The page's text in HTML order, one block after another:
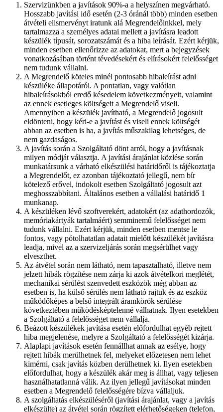
Szervizünkben a javítások 90%-a a helyszínen megvárható.
Hosszabb javítási idő esetén (2-3 óránál több) minden esetben
átvételi elismervényt iratunk alá Megrendelőinkkel, mely
tartalmazza a személyes adatai mellett a javításra leadott
készülék típusát, sorozatszámát és a hiba leírását. Ezért kérjük,
minden esetben ellenőrizze az adatokat, mert a bejegyzések
vonatkozásában történt tévedésekért és elírásokért felelősséget
nem tudunk vállalni.
A Megrendelő köteles minél pontosabb hibaleírást adni
készüléke állapotáról. A pontatlan, vagy valótlan
hibaleírásokból eredő késedelem következményeit, valamint
az ennek esetleges költségeit a Megrendelő viseli.
Amennyiben a készülék javítható, a Megrendelő jogosult
eldönteni, hogy kéri-e a javítást és viseli ennek költségét
abban az esetben is ha, a javítás műszakilag lehetséges, de
nem gazdaságos.
A javítás során a Szolgáltató dönt arról, hogy a javításnak
milyen módját választja. A javítási árajánlat közlése során
munkatársunk a várható elkészülési határidőről is tájékoztatja
a Megrendelőt, ez azonban tájékoztató jellegű, nem bír
kötelező erővel, indokolt esetben Szolgáltató jogosult azt
meghosszabbítani. Általános esetben a vállalási határidő 1
munkanap.
A készüléken lévő szoftverekért, adatokért (az adathordozók,
memóriakártyák tartalmáért) semminemű felelősséget nem
tudunk vállalni. Ezért kérjük, minden esetben mentse le
fontos, vagy pótolhatatlan adatait mielőtt készülékét javításra
leadja, mivel az a szervizeljárás során megsérülhet vagy
elveszthet.
Az átvétel során nem látható, nem tapasztalható, illetve nem
jelzett hibák rögzítése nem zárja ki azok átvételkori meglétét,
mechanikai sérülést szenvedett eszközök még abban az
esetben is, ha külső sérülés nem látható rajtuk és az eszköz
működőképes a belső integrált áramkörök sérülése
következtében működésképtelenné válhatnak. Ilyen esetekben
a Szolgáltató a felelősséget nem vállalja.
Beázott készülékek javítása esetén előfordulhat egyéb rejtett
hiba megjelenése, melyre a Szolgáltató a felelősségét kizárja.
Alaplapi javítások esetén fennállhat annak az esélye, hogy
rejtett hibák merülhetnek fel, melyeket előzetesen nem lehet
kimérni, csak javítás közben derülhetnek ki. Ilyen esetekben
előfordulhat, hogy a készülék akár meg is állhat, vagy teljesen
használhatatlanná válik. Az ilyen jellegű javításokat minden
esetben a Megrendelő felelősségére bízva vállaljuk.
A szolgáltatás elkészüléséről (javítási árajánlat, vagy a javítás
elkészülte) az átvétel során rögzített elérhetőségeken (telefon,